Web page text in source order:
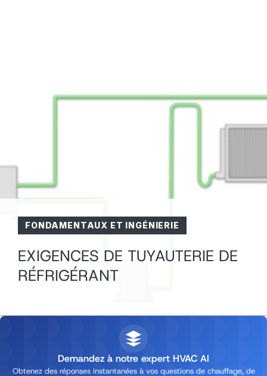
FONDAMENTAUX ET INGÉNIERIE
EXIGENCES DE TUYAUTERIE DE
RÉFRIGÉRANT
Demandez à notre expert HVAC AI
Obtenez des réponses instantanées à vos questions de chauffage, de